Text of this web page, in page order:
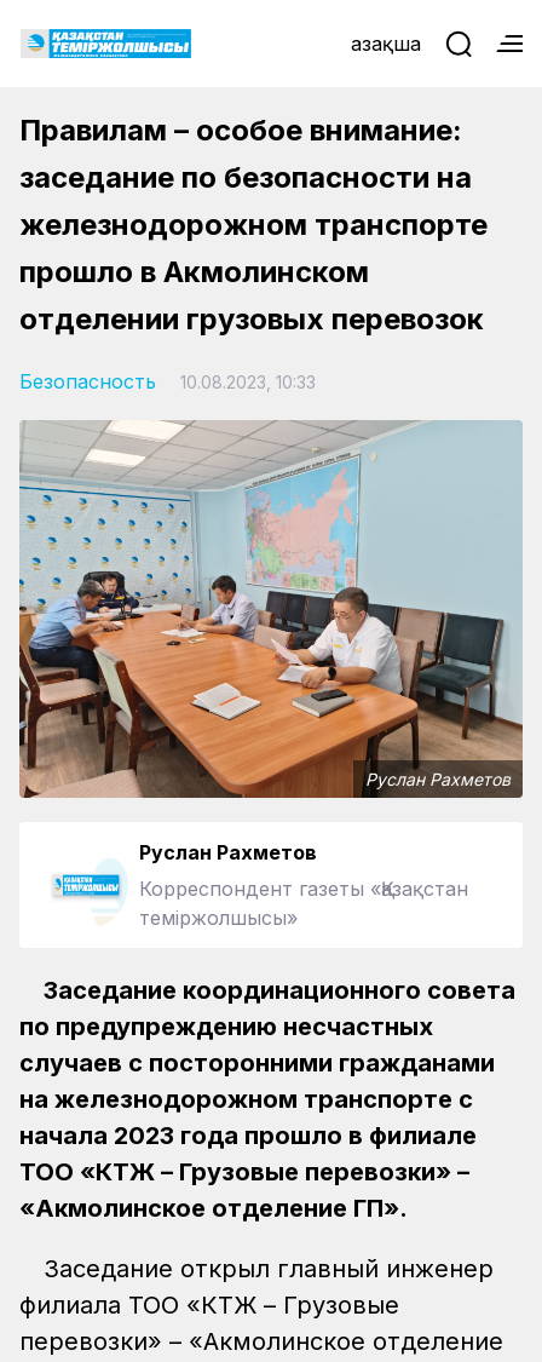
Қазақша
Правилам – особое внимание:
заседание по безопасности на
железнодорожном транспорте
прошло в Акмолинском
отделении грузовых перевозок
Безопасность 10.08.2023, 10:33
Руслан Рахметов
Руслан Рахметов
Корреспондент газеты «Қазақстан
теміржолшысы»
Заседание координационного совета
по предупреждению несчастных
случаев с посторонними гражданами
на железнодорожном транспорте с
начала 2023 года прошло в филиале
ТОО «КТЖ – Грузовые перевозки» –
«Акмолинское отделение ГП».
Заседание открыл главный инженер
филиала ТОО «КТЖ – Грузовые
перевозки» – «Акмолинское отделение